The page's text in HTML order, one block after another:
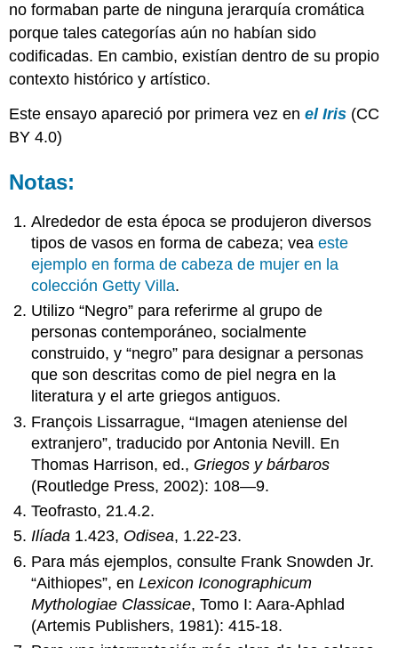
no formaban parte de ninguna jerarquía cromática
porque tales categorías aún no habían sido
codificadas. En cambio, existían dentro de su propio
contexto histórico y artístico.
Este ensayo apareció por primera vez enel Iris (CC
BY 4.0)
Notas:
Alrededor de esta época se produjeron diversos
tipos de vasos en forma de cabeza; veaeste
ejemplo en forma de cabeza de mujer en la
colección Getty Villa.
Utilizo “Negro” para referirme al grupo de
personas contemporáneo, socialmente
construido, y “negro” para designar a personas
que son descritas como de piel negra en la
literatura y el arte griegos antiguos.
François Lissarrague, “Imagen ateniense del
extranjero”, traducido por Antonia Nevill. En
Thomas Harrison, ed., Griegos y bárbaros
(Routledge Press, 2002): 108—9.
Teofrasto, 21.4.2.
Ilíada 1.423, Odisea, 1.22-23.
Para más ejemplos, consulte Frank Snowden Jr.
“Aithiopes”, enLexicon Iconographicum
Mythologiae Classicae, Tomo I: Aara-Aphlad
(Artemis Publishers, 1981): 415-18.